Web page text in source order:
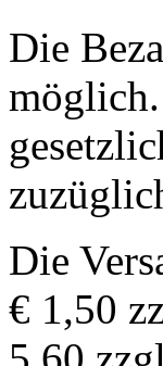
Die
Die
€ 1,50